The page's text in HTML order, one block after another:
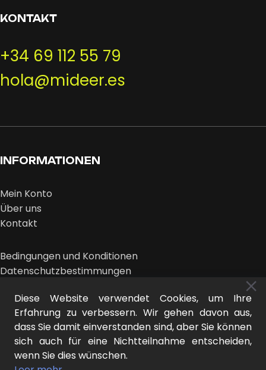
KONTAKT
+34 69 112 55 79
hola@mideer.es
INFORMATIONEN
Mein Konto
Über uns
Kontakt
Bedingungen und Konditionen
Datenschutzbestimmungen
MIDEER © 2026 | Design:
Diese Website verwendet Cookies, um Ihre
Erfahrung zu verbessern. Wir gehen davon aus,
dass Sie damit einverstanden sind, aber Sie können
sich auch für eine Nichtteilnahme entscheiden,
wenn Sie dies wünschen.